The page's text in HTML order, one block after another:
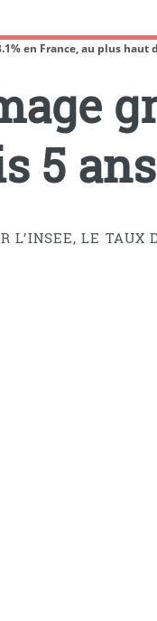
en France, au plus haut
5 ans
L’INSEE, LE